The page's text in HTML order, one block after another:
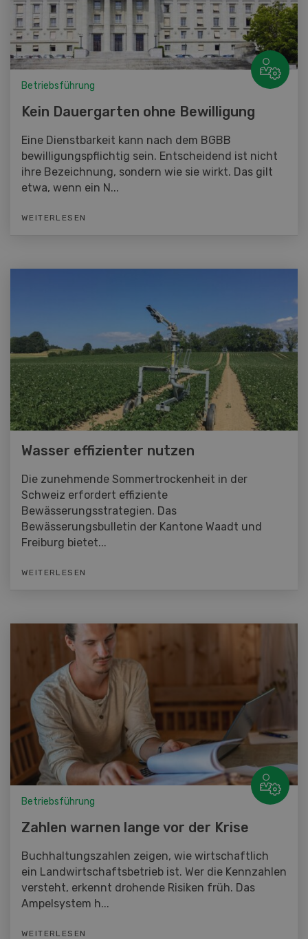
Betriebsführung
Kein Dauergarten ohne Bewilligung
Eine Dienstbarkeit kann nach dem BGBB
bewilligungspflichtig sein. Entscheidend ist nicht
ihre Bezeichnung, sondern wie sie wirkt. Das gilt
etwa, wenn ein N...
WEITERLESEN
Wasser effizienter nutzen
Die zunehmende Sommertrockenheit in der
Schweiz erfordert effiziente
Bewässerungsstrategien. Das
Bewässerungsbulletin der Kantone Waadt und
Freiburg bietet...
WEITERLESEN
Betriebsführung
Zahlen warnen lange vor der Krise
Buchhaltungszahlen zeigen, wie wirtschaftlich
ein Landwirtschaftsbetrieb ist. Wer die Kennzahlen
versteht, erkennt drohende Risiken früh. Das
Ampelsystem h...
WEITERLESEN